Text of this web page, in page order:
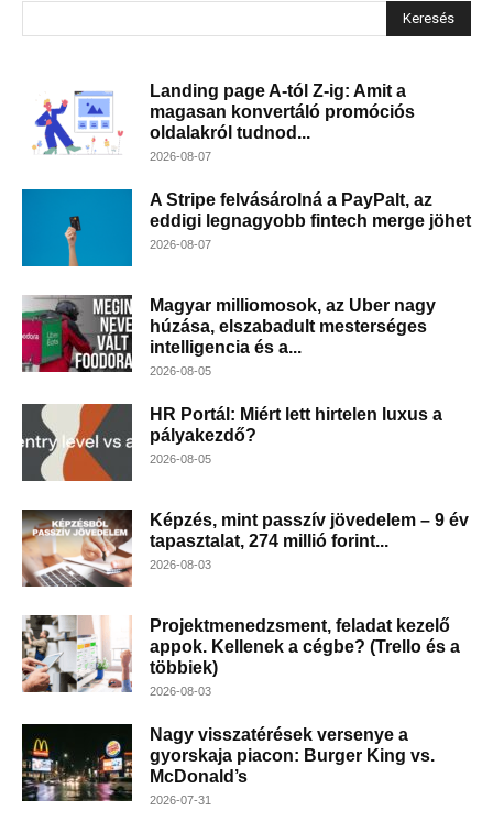
Keresés
Landing page A-tól Z-ig: Amit a
magasan konvertáló promóciós
oldalakról tudnod...
2026-08-07
A Stripe felvásárolná a PayPalt, az
eddigi legnagyobb fintech merge jöhet
2026-08-07
Magyar milliomosok, az Uber nagy
húzása, elszabadult mesterséges
intelligencia és a...
2026-08-05
HR Portál: Miért lett hirtelen luxus a
pályakezdő?
2026-08-05
Képzés, mint passzív jövedelem – 9 év
tapasztalat, 274 millió forint...
2026-08-03
Projektmenedzsment, feladat kezelő
appok. Kellenek a cégbe? (Trello és a
többiek)
2026-08-03
Nagy visszatérések versenye a
gyorskaja piacon: Burger King vs.
McDonald’s
2026-07-31